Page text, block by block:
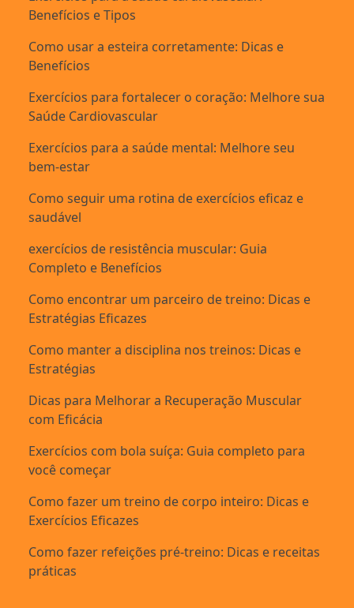
Benefícios e Tipos
Como usar a esteira corretamente: Dicas e
Benefícios
Exercícios para fortalecer o coração: Melhore sua
Saúde Cardiovascular
Exercícios para a saúde mental: Melhore seu
bem-estar
Como seguir uma rotina de exercícios eficaz e
saudável
exercícios de resistência muscular: Guia
Completo e Benefícios
Como encontrar um parceiro de treino: Dicas e
Estratégias Eficazes
Como manter a disciplina nos treinos: Dicas e
Estratégias
Dicas para Melhorar a Recuperação Muscular
com Eficácia
Exercícios com bola suíça: Guia completo para
você começar
Como fazer um treino de corpo inteiro: Dicas e
Exercícios Eficazes
Como fazer refeições pré-treino: Dicas e receitas
práticas